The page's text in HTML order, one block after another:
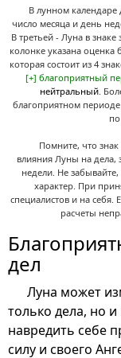
В лунном календаре
число месяца и день
В третьей - Луна в
колонке указана оценка
которая состоит из 4
[+] благоприятный
нейтральный.
благоприятном
Помните, что
влияния Луны на дела,
недели. Не
характер. При
специалистов и на себя.
расчеты
дел
Луна может
только дела, но
навредить себе
силу и своего